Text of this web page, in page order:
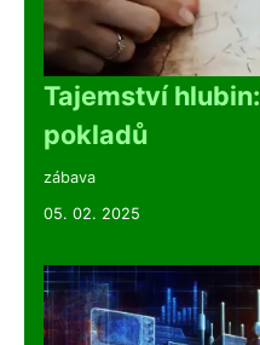
Tajemství
pokladů
zábava
05. 02. 2025